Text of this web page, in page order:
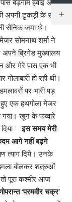
बड़गाम हवाई अड्डे
अपनी टुकड़ी के साथ
सैनिक जमा थे।
सोमनाथ शर्मा ने
अपने ब्रिगेड मुख्यालय
और मेरे पास एक भी
हो रही थी।
पर भारी पड़
एक हथगोला मेजर
गया। खून के फव्वारे
–इस समय मेरी
आगे नहीं बढ़ने
त्याग दिये। उनके
बोलकर शत्रुओं
पूरा कश्मीर आज
‘परमवीर चक्र’